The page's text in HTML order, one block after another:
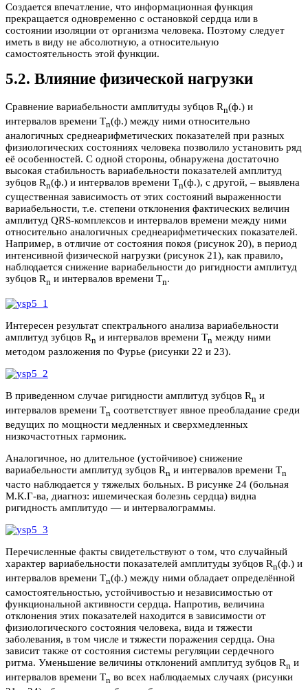
Создается впечатление, что информационная функция
прекращается одновременно с остановкой сердца или в
состоянии изоляции от организма человека. Поэтому следует
иметь в виду не абсолютную, а относительную
самостоятельность этой функции.
5.2. Влияние физической нагрузки
Сравнение вариабельности амплитуды зубцов Rn(ф.) и
интервалов времени Tn(ф.) между ними относительно
аналогичных среднеарифметических показателей при разных
физиологических состояниях человека позволило установить ряд
её особенностей. С одной стороны, обнаружена достаточно
высокая стабильность вариабельности показателей амплитуд
зубцов Rn(ф.) и интервалов времени Tn(ф.), с другой, – выявлена
существенная зависимость от этих состояний выраженности
вариабельности, т.е. степени отклонения фактических величин
амплитуд QRS-комплексов и интервалов времени между ними
относительно аналогичных среднеарифметических показателей.
Например, в отличие от состояния покоя (рисунок 20), в период
интенсивной физической нагрузки (рисунок 21), как правило,
наблюдается снижение вариабельности до ригидности амплитуд
зубцов Rn и интервалов времени Tn.
Интересен результат спектрального анализа вариабельности
амплитуд зубцов Rn и интервалов времени Tn между ними
методом разложения по Фурье (рисунки 22 и 23).
В приведенном случае ригидности амплитуд зубцов Rn и
интервалов времени Tn соответствует явное преобладание среди
ведущих по мощности медленных и сверхмедленных
низкочастотных гармоник.
Аналогичное, но длительное (устойчивое) снижение
вариабельности амплитуд зубцов Rn и интервалов времени Tn
часто наблюдается у тяжелых больных. В рисунке 24 (больная
М.К.Г-ва, диагноз: ишемическая болезнь сердца) видна
ригидность амплитудо — и интервалограммы.
Перечисленные факты свидетельствуют о том, что случайный
характер вариабельности показателей амплитуды зубцов Rn(ф.) и
интервалов времени Tn(ф.) между ними обладает определённой
самостоятельностью, устойчивостью и независимостью от
функциональной активности сердца. Напротив, величина
отклонения этих показателей находится в зависимости от
физиологического состояния человека, вида и тяжести
заболевания, в том числе и тяжести поражения сердца. Она
зависит также от состояния системы регуляции сердечного
ритма. Уменьшение величины отклонений амплитуд зубцов Rn и
интервалов времени Tn во всех наблюдаемых случаях (рисунки